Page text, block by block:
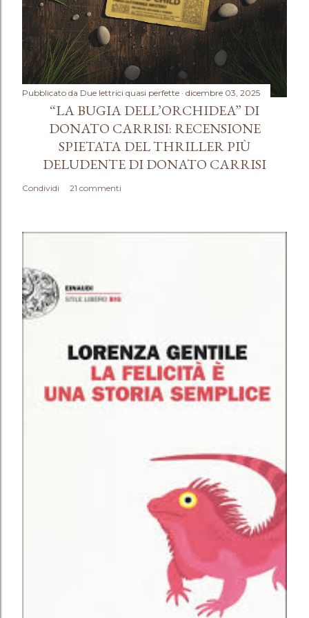
Pubblicato da Due lettrici quasi perfette dicembre 03, 2025
“LA BUGIA DELL’ORCHIDEA” DI
DONATO CARRISI: RECENSIONE
SPIETATA DEL THRILLER PIÙ
DELUDENTE DI DONATO CARRISI
Condividi 21 commenti